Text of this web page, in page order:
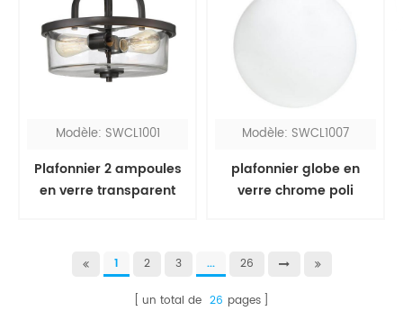
Modèle: SWCL1001
Plafonnier 2 ampoules
en verre transparent
Modèle: SWCL1007
plafonnier globe en
verre chrome poli
1 2 3 ... 26
un total de 26 pages